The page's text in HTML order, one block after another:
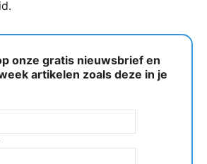
onze gratis nieuwsbrief en
artikelen zoals deze in je